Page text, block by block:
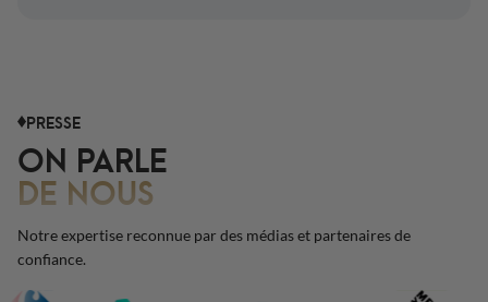
PRESSE
ON PARLE
DE NOUS
Notre expertise reconnue par des médias et partenaires de
confiance.